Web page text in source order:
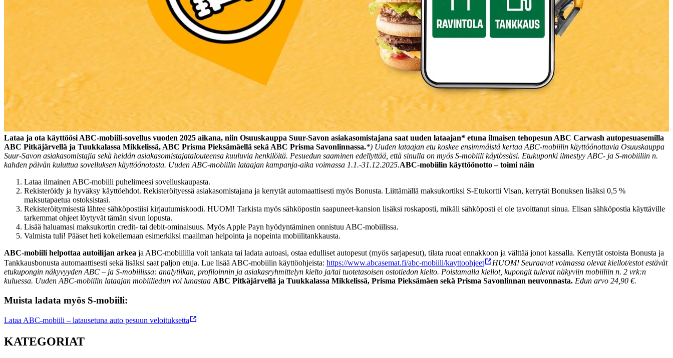
Lataa ja ota käyttöösi ABC-mobiili-sovellus vuoden 2025 aikana, niin Osuuskauppa Suur-Savon asiakasomistajana saat uuden lataajan* etuna ilmaisen tehopesun ABC Carwash autopesuasemilla
ABC Pitkäjärvellä ja Tuukkalassa Mikkelissä, ABC Prisma Pieksämäellä sekä ABC Prisma Savonlinnassa.*) Uuden lataajan etu koskee ensimmäistä kertaa ABC-mobiilin käyttöönottavia Osuuskauppa
Suur-Savon asiakasomistajia sekä heidän asiakasomistajatalouteensa kuuluvia henkilöitä. Pesuedun saaminen edellyttää, että sinulla on myös S-mobiili käytössäsi. Etukuponki ilmestyy ABC- ja S-mobiiliin n.
kahden päivän kuluttua sovelluksen käyttöönotosta. Uuden ABC-mobiilin lataajan kampanja-aika voimassa 1.1.-31.12.2025.ABC-mobiilin käyttöönotto – toimi näin
Lataa ilmainen ABC-mobiili puhelimeesi sovelluskaupasta.
Rekisteröidy ja hyväksy käyttöehdot. Rekisteröityessä asiakasomistajana ja kerrytät automaattisesti myös Bonusta. Liittämällä maksukortiksi S-Etukortti Visan, kerrytät Bonuksen lisäksi 0,5 %
maksutapaetua ostoksistasi.
Rekisteröitymisestä lähtee sähköpostiisi kirjautumiskoodi. HUOM! Tarkista myös sähköpostin saapuneet-kansion lisäksi roskaposti, mikäli sähköposti ei ole tavoittanut sinua. Elisan sähköpostia käyttäville
tarkemmat ohjeet löytyvät tämän sivun lopusta.
Lisää haluamasi maksukortin credit- tai debit-ominaisuus. Myös Apple Payn hyödyntäminen onnistuu ABC-mobiilissa.
Valmista tuli! Pääset heti kokeilemaan esimerkiksi maailman helpointa ja nopeinta mobiilitankkausta.
ABC-mobiili helpottaa autoilijan arkea ja ABC-mobiililla voit tankata tai ladata autoasi, ostaa edulliset autopesut (myös sarjapesut), tilata ruoat ennakkoon ja välttää jonot kassalla. Kerrytät ostoista Bonusta ja
Tankkausbonusta automaattisesti sekä lisäksi saat paljon etuja. Lue lisää ABC-mobiilin käyttöohjeista: https://www.abcasemat.fi/abc-mobiili/kayttoohjeet
HUOM! Seuraavat voimassa olevat kiellot/estot estävät
etukupongin näkyvyyden ABC – ja S-mobiilissa: analytiikan, profiloinnin ja asiakasryhmittelyn kielto ja/tai tuotetasoisen ostotiedon kielto. Poistamalla kiellot, kupongit tulevat näkyviin mobiiliin n. 2 vrk:n
kuluessa. Uuden ABC-mobiilin lataajan mobiiliedun voi lunastaa ABC Pitkäjärvellä ja Tuukkalassa Mikkelissä, Prisma Pieksämäen sekä Prisma Savonlinnan neuvonnasta. Edun arvo 24,90 €.
Muista ladata myös S-mobiili:
Lataa ABC-mobiili – latausetuna auto pesuun veloituksetta
KATEGORIAT